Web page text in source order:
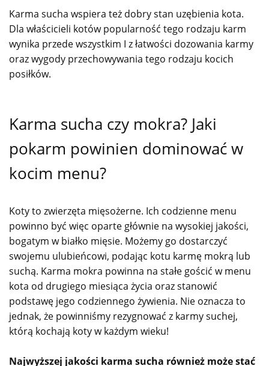
Karma sucha wspiera też dobry stan uzębienia kota.
Dla właścicieli kotów popularność tego rodzaju karm
wynika przede wszystkim I z łatwości dozowania karmy
oraz wygody przechowywania tego rodzaju kocich
posiłków.
Karma sucha czy mokra? Jaki
pokarm powinien dominować w
kocim menu?
Koty to zwierzęta mięsożerne. Ich codzienne menu
powinno być więc oparte głównie na wysokiej jakości,
bogatym w białko mięsie. Możemy go dostarczyć
swojemu ulubieńcowi, podając kotu karmę mokrą lub
suchą. Karma mokra powinna na stałe gościć w menu
kota od drugiego miesiąca życia oraz stanowić
podstawę jego codziennego żywienia. Nie oznacza to
jednak, że powinniśmy rezygnować z karmy suchej,
którą kochają koty w każdym wieku!
Najwyższej jakości karma sucha również może stać